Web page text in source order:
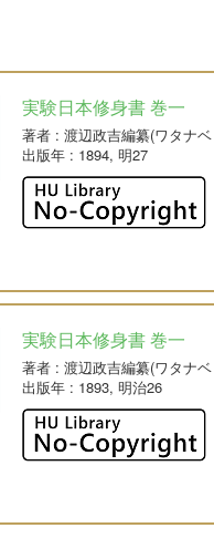
実験日本修身書 巻一
著者 : 渡辺政吉編纂(ワタナ
出版年 : 1894, 明27
実験日本修身書 巻一
著者 : 渡辺政吉編纂(ワタナ
出版年 : 1893, 明治26